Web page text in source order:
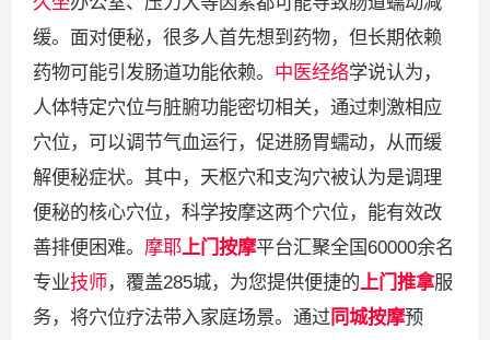
缓。面对便秘，很多人首先想到药物，但长期依赖
药物可能引发肠道功能依赖。 中医经络学说认为，
人体特定穴位与脏腑功能密切相关，通过刺激相应
穴位，可以调节气血运行，促进肠胃蠕动，从而缓
解便秘症状。其中，天枢穴和支沟穴被认为是调理
便秘的核心穴位，科学按摩这两个穴位，能有效改
善排便困难。 摩耶上门按摩平台汇聚全国60000余名
专业技师 ，覆盖285城，为您提供便捷的上门推拿服
务，将穴位疗法带入家庭场景。通过同城按摩预